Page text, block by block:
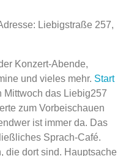
Liebigstraße 257,
Konzert-Abende,
und vieles mehr. Start
Mittwoch das Liebig257
zum Vorbeischauen
ist immer da. Das
Sprach-Café.
die dort sind. Hauptsache